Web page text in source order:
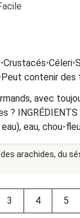
•Crustacés•Céleri•
Peut contenir des
avec
eau, chou-
tournesol,
maïs modifié,
GLUTEN
arachides, du
3 4 5